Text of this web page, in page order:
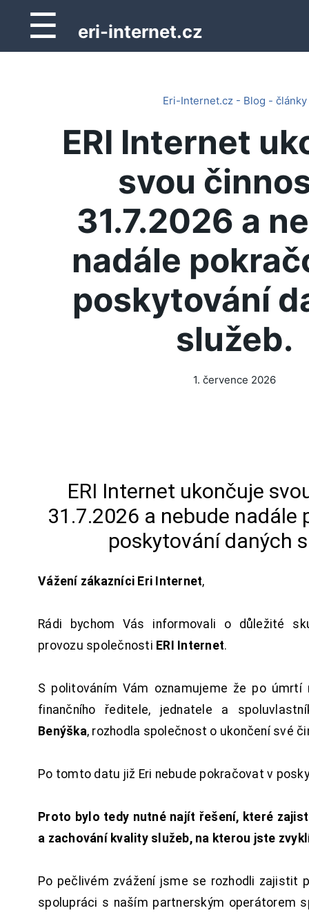
☰ eri-internet.cz
Eri-Internet.cz - Blog - články
ERI Internet
svou
31.7.2026 a
nadále
poskytování
služeb.
1. července 2026
ERI Internet ukončuje
31.7.2026 a nebude nadále
poskytování daných
Vážení zákazníci Eri Internet,
Rádi bychom Vás informovali o důležité
provozu společnosti ERI Internet.
S politováním Vám oznamujeme že po úmrtí
finančního ředitele, jednatele a
Benýška, rozhodla společnost o ukončení své
Po tomto datu již Eri nebude pokračovat v
Proto bylo tedy nutné najít řešení, které
a zachování kvality služeb, na kterou jste
Po pečlivém zvážení jsme se rozhodli zajistit
spolupráci s naším partnerským operátorem